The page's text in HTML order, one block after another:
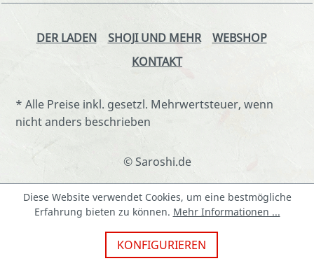
DER LADEN SHOJI UND MEHR
WEBSHOP
KONTAKT
* Alle Preise inkl. gesetzl. Mehrwertsteuer, wenn
nicht anders beschrieben
© Saroshi.de
Diese Website verwendet Cookies, um eine bestmögliche
Erfahrung bieten zu können. Mehr Informationen ...
KONFIGURIEREN